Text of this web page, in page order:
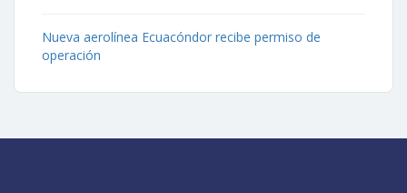
Nueva aerolínea Ecuacóndor recibe permiso de
operación